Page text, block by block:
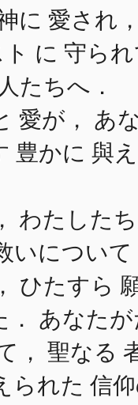
に 愛され
ト に 守ら
たちへ．
愛が， あ
豊かに 與
わたした
いについて
ひたすら
． あなた
， 聖なる
られた 信